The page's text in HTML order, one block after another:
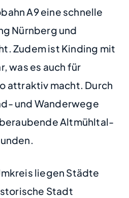
A9 eine schnelle
Nürnberg und
Zudem ist Kinding mit
was es auch für
attraktiv macht. Durch
und Wanderwege
Altmühltal-
liegen Städte
Stadt